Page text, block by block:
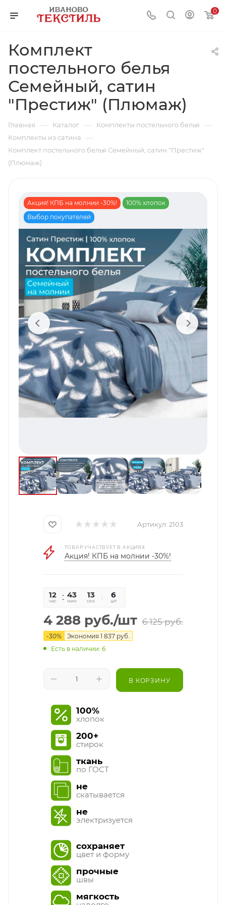
0
Комплект
постельного белья
Семейный, сатин
"Престиж" (Плюмаж)
Главная — Каталог — Комплекты постельного белья —
Комплекты из сатина —
Комплект постельного белья Семейный, сатин "Престиж"
(Плюмаж)
Акция! КПБ на молнии -30%!
100% хлопок
Выбор покупателей
Артикул: 2103
ТОВАР УЧАСТВУЕТ В АКЦИЯХ
Акция! КПБ на молнии -30%!
12
час
43
мин
12
сек
6
шт
4 288руб./шт 6 125руб.
-30% Экономия 1 837руб.
Есть в наличии: 6
В КОРЗИНУ
100%
хлопок
200+
стирок
ткань
по ГОСТ
не
скатывается
не
электризуется
сохраняет
цвет и форму
прочные
швы
мягкость